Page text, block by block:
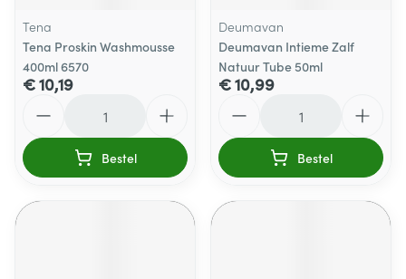
Tena
Tena Proskin Washmousse
400ml 6570
€ 10,19
Bestel
Deumavan
Deumavan Intieme Zalf
Natuur Tube 50ml
€ 10,99
Bestel